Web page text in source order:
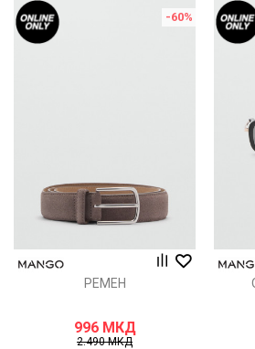
-60%
РЕМЕН
996 МКД
2.490МКД